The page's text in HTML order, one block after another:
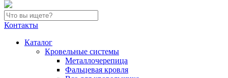
Контакты
Каталог
Кровельные системы
Металлочерепица
Фальцевая кровля